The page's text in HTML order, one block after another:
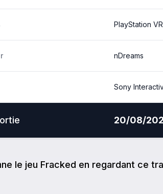
PlayStation VR
nDreams
Sony
20/08/
le jeu Fracked en regardant ce